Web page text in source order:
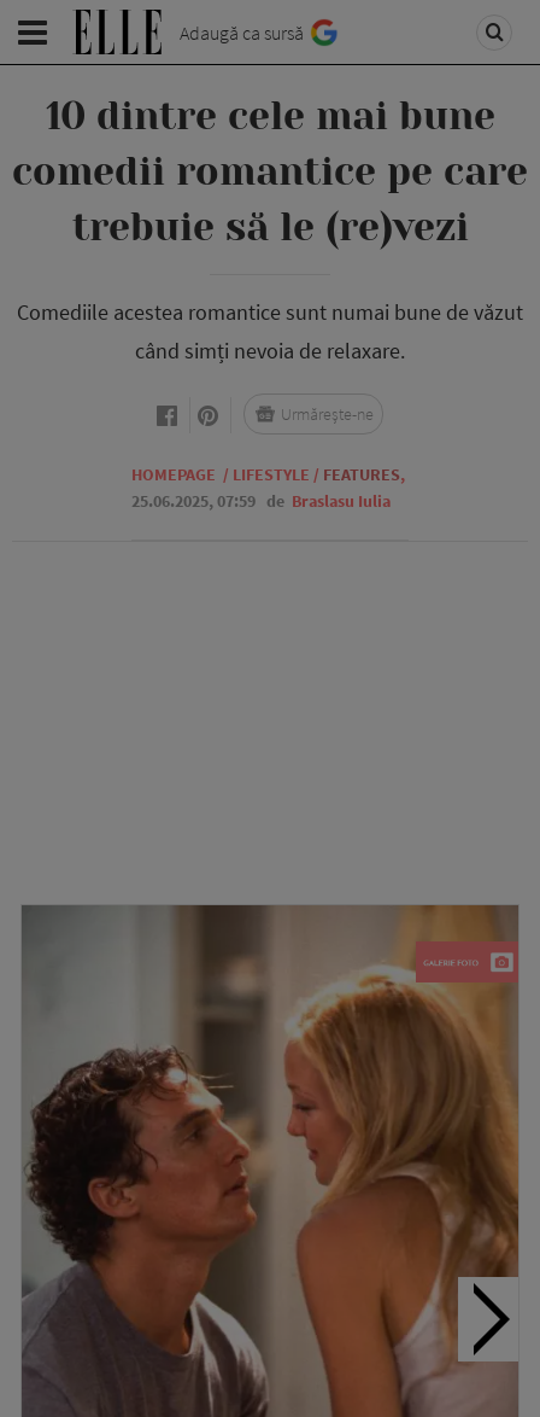
Adaugă ca sursă
10 dintre cele mai bune
comedii romantice pe care
trebuie să le (re)vezi
Comediile acestea romantice sunt numai bune de văzut
când simți nevoia de relaxare.
HOMEPAGE / LIFESTYLE / FEATURES,
25.06.2025, 07:59 de Braslasu Iulia
Urmărește-ne